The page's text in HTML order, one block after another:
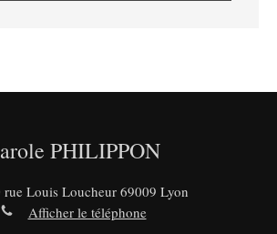
PHILIPPON
rue Louis Loucheur 69009 Lyon
Afficher le téléphone